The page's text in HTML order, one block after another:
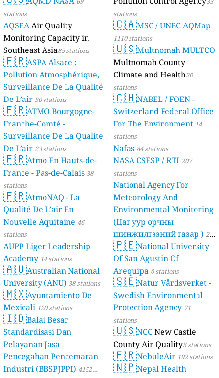
stations
AQSEAAir Quality
Monitoring Capacity in
Southeast Asia85 stations
🇫🇷ASPA Alsace :
Pollution Atmosphérique,
Surveillance De La Qualité
De L’air 50 stations
🇫🇷ATMO Bourgogne-
Franche-Comté -
Surveillance De La Qualite
De L’air 23 stations
🇫🇷Atmo En Hauts-de-
France - Pas-de-Calais 38
stations
🇫🇷AtmoNAQ - La
Qualité De L’air En
Nouvelle Aquitaine 46
stations
AUPP Liger Leadership
Academy 14 stations
🇦🇺Australian National
University (ANU) 38 stations
🇲🇽Ayuntamiento De
Mexicali 120 stations
🇮🇩Balai Besar
Standardisasi Dan
Pelayanan Jasa
Pencegahan Pencemaran
Industri (BBSPJPPI) 4152
stations
🇨🇦MSC / UNBC AQMap
1110 stations
🇺🇸Multnomah MULTCO
Multnomah County
Climate and Health20
stations
🇨🇭NABEL / FOEN -
Switzerland Federal Office
For The Environment 14
stations
Nafas 84 stations
NASA CSESP / RTI 207
stations
National Agency For
Meteorology And
Environmental Monitoring
(Цаг уур орчны
шинжилгээний газар ) 21
stations
🇵🇪National University
Of San Agustin Of
Arequipa 0 stations
🇸🇪Natur Vårdsverket -
Swedish Environmental
Protection Agency 71
stations
🇺🇸NCCNew Castle
County Air Quality5 stations
🇫🇷NebuleAir 192 stations
🇳🇵Nepal Health